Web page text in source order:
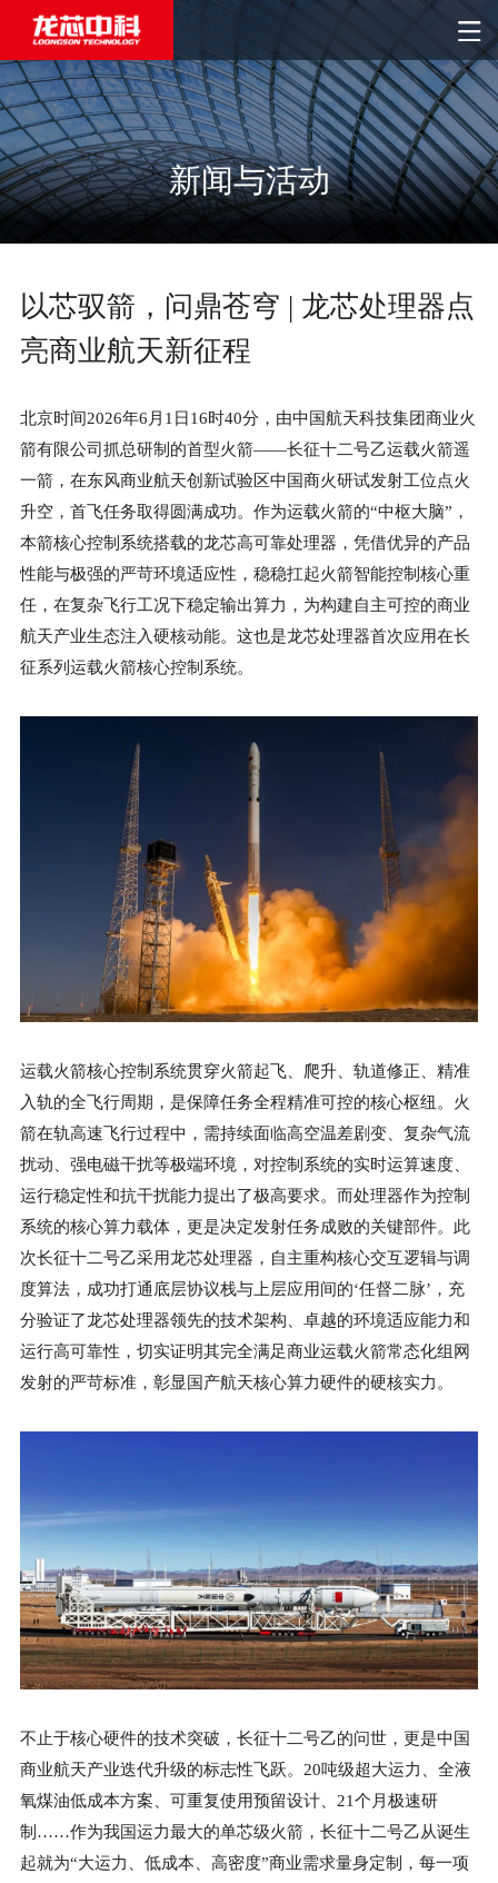
新闻与活动
以芯驭箭，问鼎苍穹 | 龙芯处理器点
亮商业航天新征程
北京时间2026年6月1日16时40分，由中国航天科技集团商业火
箭有限公司抓总研制的首型火箭——长征十二号乙运载火箭遥
一箭，在东风商业航天创新试验区中国商火研试发射工位点火
升空，首飞任务取得圆满成功。作为运载火箭的“中枢大脑”，
本箭核心控制系统搭载的龙芯高可靠处理器，凭借优异的产品
性能与极强的严苛环境适应性，稳稳扛起火箭智能控制核心重
任，在复杂飞行工况下稳定输出算力，为构建自主可控的商业
航天产业生态注入硬核动能。这也是龙芯处理器首次应用在长
征系列运载火箭核心控制系统。
运载火箭核心控制系统贯穿火箭起飞、爬升、轨道修正、精准
入轨的全飞行周期，是保障任务全程精准可控的核心枢纽。火
箭在轨高速飞行过程中，需持续面临高空温差剧变、复杂气流
扰动、强电磁干扰等极端环境，对控制系统的实时运算速度、
运行稳定性和抗干扰能力提出了极高要求。而处理器作为控制
系统的核心算力载体，更是决定发射任务成败的关键部件。此
次长征十二号乙采用龙芯处理器，自主重构核心交互逻辑与调
度算法，成功打通底层协议栈与上层应用间的‘任督二脉’，充
分验证了龙芯处理器领先的技术架构、卓越的环境适应能力和
运行高可靠性，切实证明其完全满足商业运载火箭常态化组网
发射的严苛标准，彰显国产航天核心算力硬件的硬核实力。
不止于核心硬件的技术突破，长征十二号乙的问世，更是中国
商业航天产业迭代升级的标志性飞跃。20吨级超大运力、全液
氧煤油低成本方案、可重复使用预留设计、21个月极速研
制……作为我国运力最大的单芯级火箭，长征十二号乙从诞生
起就为“大运力、低成本、高密度”商业需求量身定制，每一项